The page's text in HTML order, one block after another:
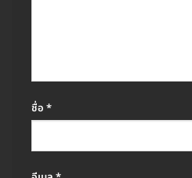
ชื่อ *